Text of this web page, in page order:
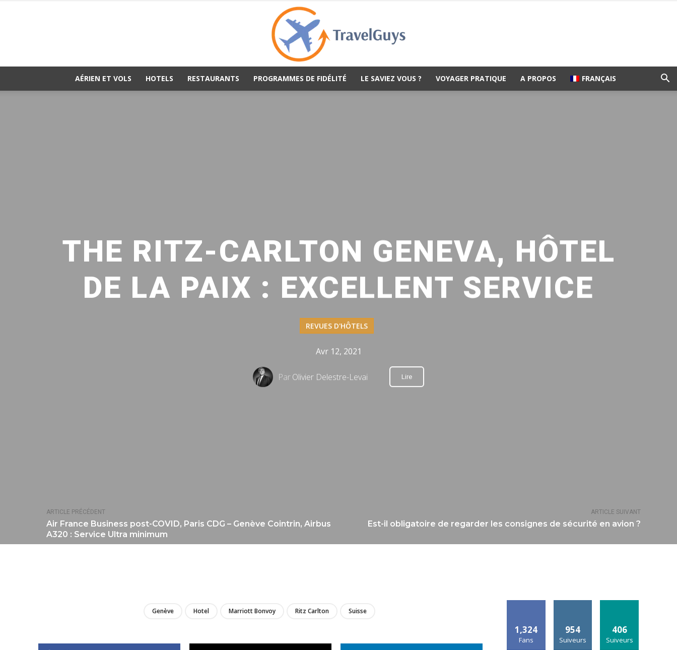
AÉRIEN ET VOLS HOTELS RESTAURANTS PROGRAMMES DE FIDÉLITÉ LE SAVIEZ VOUS ? VOYAGER PRATIQUE A PROPOS FRANÇAIS
ARTICLE PRÉCÉDENT
Air France Business post-COVID, Paris CDG – Genève Cointrin, Airbus
A320 : Service Ultra minimum
ARTICLE SUIVANT
Est-il obligatoire de regarder les consignes de sécurité en avion ?
THE RITZ-CARLTON GENEVA, HÔTEL
DE LA PAIX : EXCELLENT SERVICE
REVUES D'HÔTELS
Avr 12, 2021
ParOlivier Delestre-Levai Lire
Genève Hotel Marriott Bonvoy Ritz Carlton Suisse
1,324
Fans
954
Suiveurs
406
Suiveurs